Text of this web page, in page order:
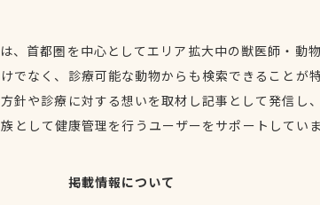
、首都圏を中心としてエリア拡大中の獣医師・動
でなく、診療可能な動物からも検索できることが
針や診療に対する想いを取材し記事として発信し
として健康管理を行うユーザーをサポートしてい
掲載情報について